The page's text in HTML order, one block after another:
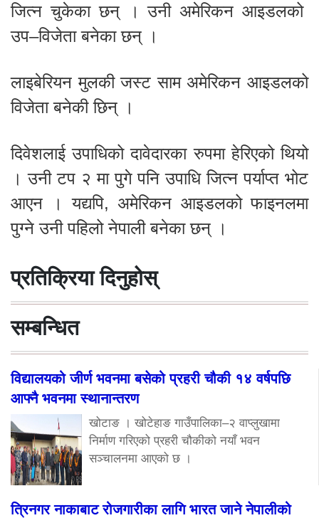
जित्न चुकेका छन् । उनी अमेरिकन आइडलको
उप–विजेता बनेका छन् ।
लाइबेरियन मुलकी जस्ट साम अमेरिकन आइडलको
विजेता बनेकी छिन् ।
दिवेशलाई उपाधिको दावेदारका रुपमा हेरिएको थियो
। उनी टप २ मा पुगे पनि उपाधि जित्न पर्याप्त भोट
आएन । यद्यपि, अमेरिकन आइडलको फाइनलमा
पुग्ने उनी पहिलो नेपाली बनेका छन् ।
प्रतिक्रिया दिनुहोस्
सम्बन्धित
विद्यालयको जीर्ण भवनमा बसेको प्रहरी चौकी १४ वर्षपछि
आफ्नै भवनमा स्थानान्तरण
खोटाङ । खोटेहाङ गाउँपालिका–२ वाप्लुखामा
निर्माण गरिएको प्रहरी चौकीको नयाँ भवन
सञ्चालनमा आएको छ ।
त्रिनगर नाकाबाट रोजगारीका लागि भारत जाने नेपालीको